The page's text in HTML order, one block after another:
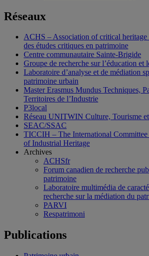
Réseaux
ACHS – Association of critical heritage
des études critiques en patrimoine
Centre communautaire Sainte-Brigide
Groupe de recherche sur l’éducation et
Laboratoire d’analyse et de médiation
patrimoine urbain
Master Erasmus Mundus Techniques,
Territoires de l’Industrie
P3local
Réseau UNITWIN Culture, Tourisme
SEAC/SSAC
TICCIH – The International
of Industrial Heritage
Archives
ACHSfr
Forum canadien de recherche
patrimoine
Laboratoire multimédia de
recherche sur la médiation du
PARVI
Respatrimoni
Publications